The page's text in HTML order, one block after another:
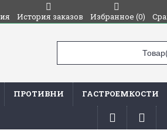
История заказов Избранное (0)
ПРОТИВНИ ГАСТРОЕМКОСТИ